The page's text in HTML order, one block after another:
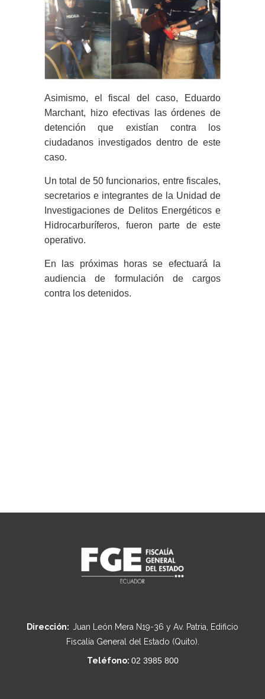
Asimismo, el fiscal del caso, Eduardo
Marchant, hizo efectivas las órdenes de
detención que existían contra los
ciudadanos investigados dentro de este
caso.
Un total de 50 funcionarios, entre fiscales,
secretarios e integrantes de la Unidad de
Investigaciones de Delitos Energéticos e
Hidrocarburíferos, fueron parte de este
operativo.
En las próximas horas se efectuará la
audiencia de formulación de cargos
contra los detenidos.
Dirección: Juan León Mera N19-36 y Av. Patria, Edificio
Fiscalía General del Estado (Quito).
Teléfono: 02 3985 800